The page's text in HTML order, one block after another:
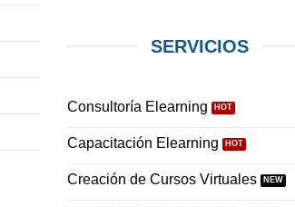
SERVICIOS
Consultoría Elearning
Capacitación Elearning
Creación de Cursos Virtuales